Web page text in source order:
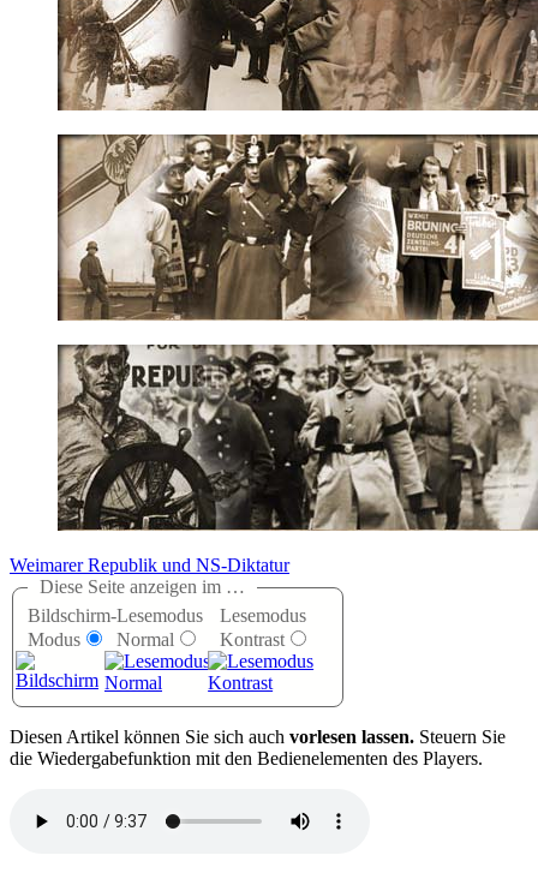
Weimarer Republik und NS-Diktatur
Diese Seite anzeigen im …
Bildschirm-
Modus
Lesemodus
Normal
Lesemodus
Kontrast
Diesen Artikel können Sie sich auch vorlesen lassen. Steuern Sie
die Wiedergabefunktion mit den Bedienelementen des Players.